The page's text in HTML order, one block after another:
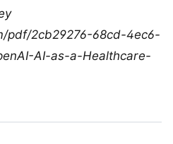
pdf/2cb29276-68cd-4ec6-
AI-as-a-Healthcare-